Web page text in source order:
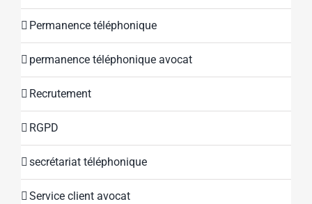
Permanence téléphonique
permanence téléphonique avocat
Recrutement
RGPD
secrétariat téléphonique
Service client avocat